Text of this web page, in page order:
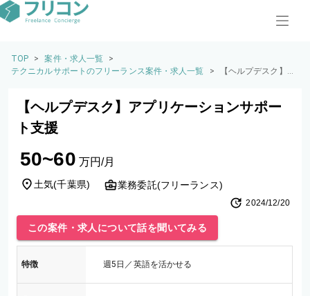
TOP > 案件・求人一覧
>
テクニカルサポートのフリーランス案件・求人一覧
>
【ヘルプデスク】ア
【ヘルプデスク】アプリケーションサポー
ト支援
50~60 万円/月
土気(千葉県) 業務委託(フリーランス)
2024/12/20
この案件・求人について話を聞いてみる
特徴 週5日／英語を活かせる